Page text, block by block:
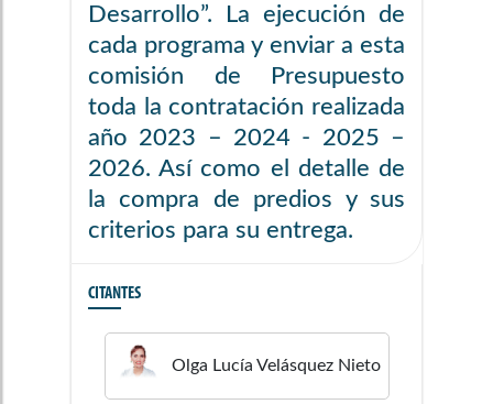
Desarrollo”. La ejecución de
cada programa y enviar a esta
comisión de Presupuesto
toda la contratación realizada
año 2023 – 2024 - 2025 –
2026. Así como el detalle de
la compra de predios y sus
criterios para su entrega.
CITANTES
Olga Lucía Velásquez Nieto